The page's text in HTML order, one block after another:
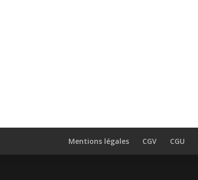
Mentions légales CGV CGU